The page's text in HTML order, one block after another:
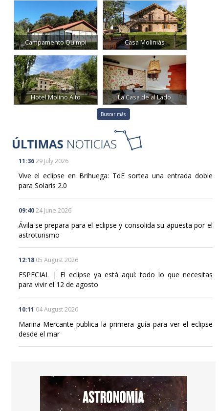
Campamento Quimpi Casa Moliniás
Hotel Molino Alto La Casa de al Lado
Buscar más
11:36 29 July 2026
Vive el eclipse en Brihuega: TdE sortea una entrada doble
para Solaris 2.0
09:40 24 June 2026
Ávila se prepara para el eclipse y consolida su apuesta por el
astroturismo
12:18 05 August 2026
ESPECIAL | El eclipse ya está aquí: todo lo que necesitas
para vivir el 12 de agosto
10:11 04 August 2026
Marina Mercante publica la primera guía para ver el eclipse
desde el mar